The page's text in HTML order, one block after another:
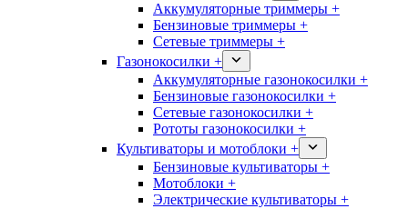
Аккумуляторные триммеры +
Бензиновые триммеры +
Сетевые триммеры +
Газонокосилки +
Аккумуляторные газонокосилки +
Бензиновые газонокосилки +
Сетевые газонокосилки +
Рототы газонокосилки +
Культиваторы и мотоблоки +
Бензиновые культиваторы +
Мотоблоки +
Электрические культиваторы +